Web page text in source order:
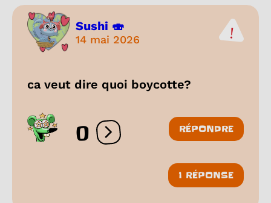
Sushi 🍣
14 mai 2026
ca veut dire quoi boycotte?
0 Ouvrir les réactions
RÉPONDRE
1 RÉPONSE